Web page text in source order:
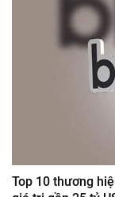
Top 10 thương